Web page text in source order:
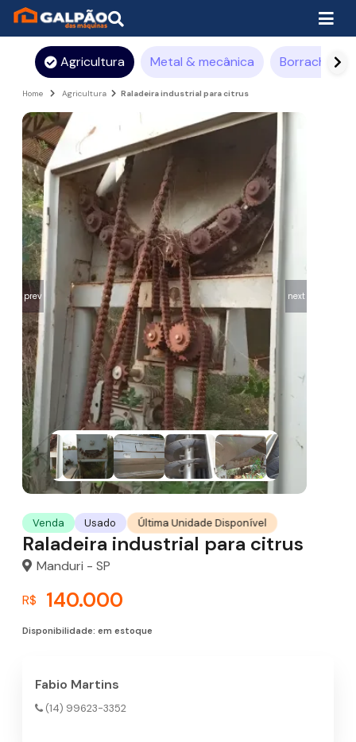
Agricultura Metal & mecânica Borracha
Home Agricultura Raladeira industrial para citrus
prev next
Venda Usado Última Unidade Disponível
Raladeira industrial para citrus
Manduri - SP
R$ 140.000
Disponibilidade: em estoque
Fabio Martins
(14) 99623-3352